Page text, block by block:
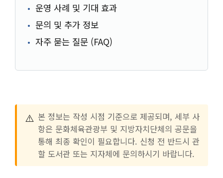
운영 사례 및 기대 효과
문의 및 추가 정보
자주 묻는 질문 (FAQ)
⚠️ 본 정보는 작성 시점 기준으로 제공되며, 세부 사
항은 문화체육관광부 및 지방자치단체의 공문을
통해 최종 확인이 필요합니다. 신청 전 반드시 관
할 도서관 또는 지자체에 문의하시기 바랍니다.